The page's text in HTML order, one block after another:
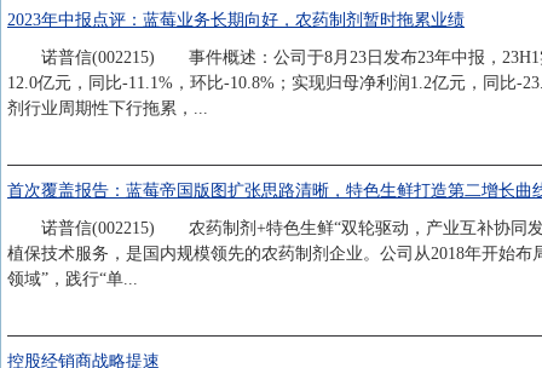
2023年中报点评：蓝莓业务长期向好，农药制剂暂时拖累业绩
诺普信(002215) 事件概述：公司于8月23日发布23年中报，23H1
12.0亿元，同比-11.1%，环比-10.8%；实现归母净利润1.2亿元，同比-
剂行业周期性下行拖累，...
首次覆盖报告：蓝莓帝国版图扩张思路清晰，特色生鲜打造第二增长曲
诺普信(002215) 农药制剂+特色生鲜“双轮驱动，产业互补协同发
植保技术服务，是国内规模领先的农药制剂企业。公司从2018年开始
领域”，践行“单...
控股经销商战略提速